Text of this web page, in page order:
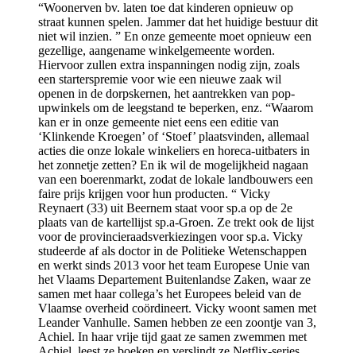
“Woonerven bv. laten toe dat kinderen opnieuw op
straat kunnen spelen. Jammer dat het huidige bestuur dit
niet wil inzien. ” En onze gemeente moet opnieuw een
gezellige, aangename winkelgemeente worden.
Hiervoor zullen extra inspanningen nodig zijn, zoals
een starterspremie voor wie een nieuwe zaak wil
openen in de dorpskernen, het aantrekken van pop-
upwinkels om de leegstand te beperken, enz. “Waarom
kan er in onze gemeente niet eens een editie van
‘Klinkende Kroegen’ of ‘Stoef’ plaatsvinden, allemaal
acties die onze lokale winkeliers en horeca-uitbaters in
het zonnetje zetten? En ik wil de mogelijkheid nagaan
van een boerenmarkt, zodat de lokale landbouwers een
faire prijs krijgen voor hun producten. “ Vicky
Reynaert (33) uit Beernem staat voor sp.a op de 2e
plaats van de kartellijst sp.a-Groen. Ze trekt ook de lijst
voor de provincieraadsverkiezingen voor sp.a. Vicky
studeerde af als doctor in de Politieke Wetenschappen
en werkt sinds 2013 voor het team Europese Unie van
het Vlaams Departement Buitenlandse Zaken, waar ze
samen met haar collega’s het Europees beleid van de
Vlaamse overheid coördineert. Vicky woont samen met
Leander Vanhulle. Samen hebben ze een zoontje van 3,
Achiel. In haar vrije tijd gaat ze samen zwemmen met